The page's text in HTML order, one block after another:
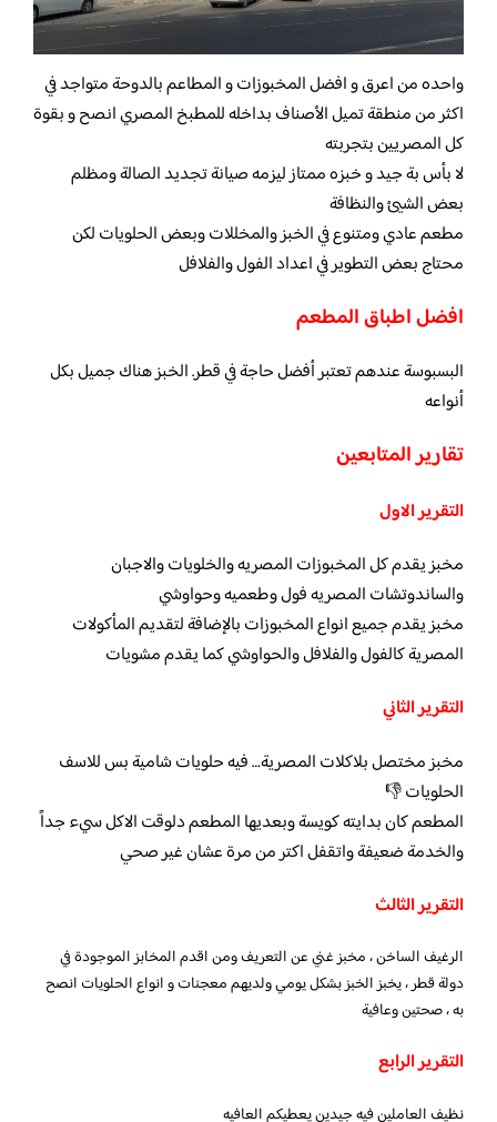
واحده من اعرق و افضل المخبوزات و المطاعم بالدوحة متواجد في
اكثر من منطقة تميل الأصناف بداخله للمطبخ المصري انصح و بقوة
كل المصريين بتجربته
لا بأس بة جيد و خبزه ممتاز ليزمه صيانة تجديد الصالة ومظلم
بعض الشيئ والنظافة
مطعم عادي ومتنوع في الخبز والمخللات وبعض الحلويات لكن
محتاج بعض التطوير في اعداد الفول والفلافل
افضل اطباق المطعم
البسبوسة عندهم تعتبر أفضل حاجة في قطر. الخبز هناك جميل بكل
أنواعه
تقارير المتابعين
التقرير الاول
مخبز يقدم كل المخبوزات المصريه والخلويات والاجبان
والساندوتشات المصريه فول وطعميه وحواوشي
مخبز يقدم جميع انواع المخبوزات بالإضافة لتقديم المأكولات
المصرية كالفول والفلافل والحواوشي كما يقدم مشويات
التقرير الثاني
مخبز مختصل بلاكلات المصرية… فيه حلويات شامية بس للاسف
الحلويات 👎
المطعم كان بدايته كويسة وبعديها المطعم دلوقت الاكل سيء جداً
والخدمة ضعيفة واتقفل اكتر من مرة عشان غير صحي
التقرير الثالث
الرغيف الساخن ، مخبز غني عن التعريف ومن اقدم المخابز الموجودة في
دولة قطر ، يخبز الخبز بشكل يومي ولديهم معجنات و انواع الحلويات انصح
به ، صحتين وعافية
التقرير الرابع
نظيف العاملين فيه جيدين يعطيكم العافيه